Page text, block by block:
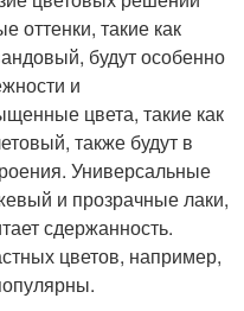
оттенки, такие как
будут особенно
и
цвета, такие как
также будут в
Универсальные
и прозрачные лаки,
сдержанность.
цветов, например,